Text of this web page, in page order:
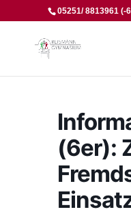
05251/ 8813961 (-
(6er):